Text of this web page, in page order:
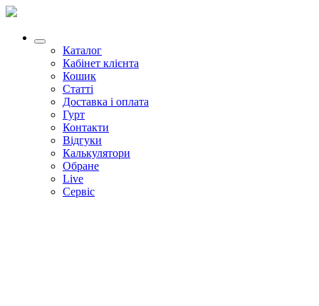
Каталог
Кабінет клієнта
Кошик
Статті
Доставка і оплата
Гурт
Контакти
Відгуки
Калькулятори
Обране
Live
Сервіс